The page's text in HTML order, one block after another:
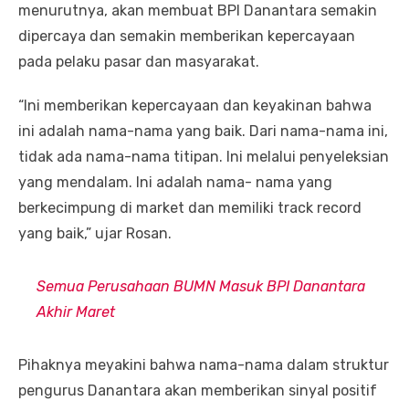
menurutnya, akan membuat BPI Danantara semakin
dipercaya dan semakin memberikan kepercayaan
pada pelaku pasar dan masyarakat.
“Ini memberikan kepercayaan dan keyakinan bahwa
ini adalah nama-nama yang baik. Dari nama-nama ini,
tidak ada nama-nama titipan. Ini melalui penyeleksian
yang mendalam. Ini adalah nama- nama yang
berkecimpung di market dan memiliki track record
yang baik,” ujar Rosan.
Semua Perusahaan BUMN Masuk BPI Danantara
Akhir Maret
Pihaknya meyakini bahwa nama-nama dalam struktur
pengurus Danantara akan memberikan sinyal positif